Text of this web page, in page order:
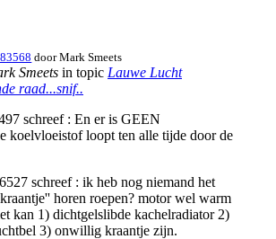
doorMark Smeets
Smeets in topic Lauwe Lucht
raad...snif..
schreef : En er is GEEN
koelvloeistof loopt ten alle tijde door de
schreef : ik heb nog niemand het
horen roepen? motor wel warm
kan 1) dichtgelslibde kachelradiator 2)
3) onwillig kraantje zijn.